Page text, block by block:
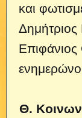
και
Θ.